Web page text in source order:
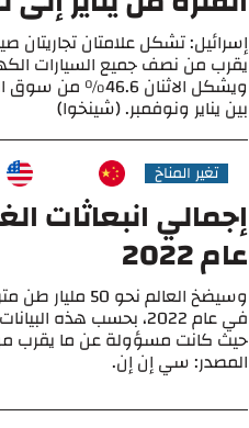
إسرائيل: تشكل علامتان تجاريتان
يقرب من نصف جميع السيارات
ويشكل الاثنان
بين يناير ونوفمبر. (شينخوا)
تغير المناخ
إجمالي انبعاثات
عام 2022
وسيضخ العالم
في عام 2022، بحسب هذه
المصدر: سي إن إن.